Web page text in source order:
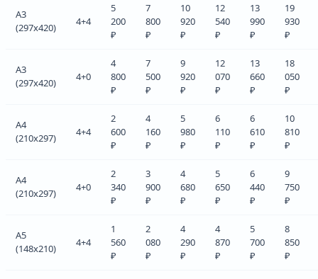
A3
(297x420)
4+4
5
200
₽
7
800
₽
10
920
₽
12
540
₽
13
990
₽
19
930
₽
A3
(297x420)
4+0
4
800
₽
7
500
₽
9
920
₽
12
070
₽
13
660
₽
18
050
₽
A4
(210x297)
4+4
2
600
₽
4
160
₽
5
980
₽
6
110
₽
6
610
₽
10
810
₽
A4
(210x297)
4+0
2
340
₽
3
900
₽
4
680
₽
5
650
₽
6
440
₽
9
750
₽
A5
(148x210)
4+4
1
560
₽
2
080
₽
4
290
₽
4
870
₽
5
700
₽
8
850
₽